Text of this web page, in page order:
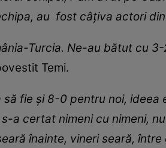
au fost câțiva actori
Turcia. Ne-au bătut cu
Temi.
fie și 8-0 pentru noi, ideea
a certat nimeni cu nimeni,
înainte, vineri seară,